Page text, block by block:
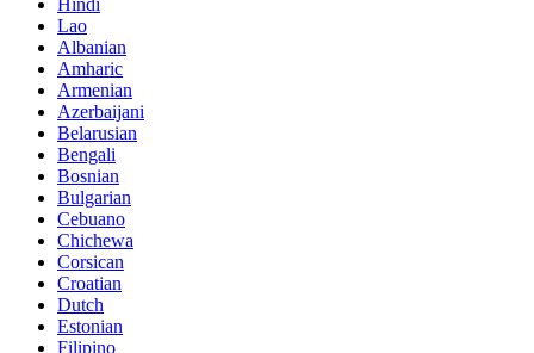
Hindi
Lao
Albanian
Amharic
Armenian
Azerbaijani
Belarusian
Bengali
Bosnian
Bulgarian
Cebuano
Chichewa
Corsican
Croatian
Dutch
Estonian
Filipino